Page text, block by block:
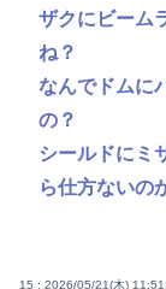
ザクにビーム
ね？
なんでドムに
の？
シールドにミ
ら仕方ないの
15 : 2026/05/21(木)